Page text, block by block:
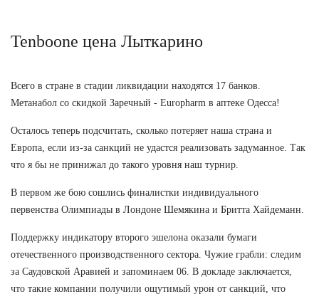
Tenboone цена Лыткарино
Всего в стране в стадии ликвидации находятся 17 банков.
Метанабол со скидкой Заречный - Europharm в аптеке Одесса!
Осталось теперь подсчитать, сколько потеряет наша страна и
Европа, если из-за санкций не удастся реализовать задуманное. Так
что я бы не принижал до такого уровня наш турнир.
В первом же бою сошлись финалистки индивидуального
первенства Олимпиады в Лондоне Шемякина и Бритта Хайдеманн.
Поддержку индикатору второго эшелона оказали бумаги
отечественного производственного сектора. Чужие грабли: следим
за Саудовской Аравией и запоминаем 06. В докладе заключается,
что такие компании получили ощутимый урон от санкций, что